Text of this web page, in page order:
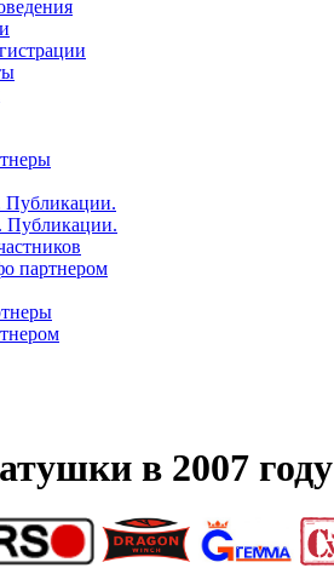
Публикации.
партнером
в 2007 году